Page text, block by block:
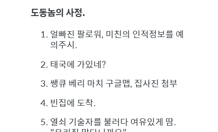
도동놈의 사정.
얼빠진 팔로워, 미친의 인적정보를 예
의주시.
태국에 가있네?
쌩큐 베리 마치 구글맵, 집사진 첨부
빈집에 도착.
열쇠 기술자를 불러다 여유있게 땀.